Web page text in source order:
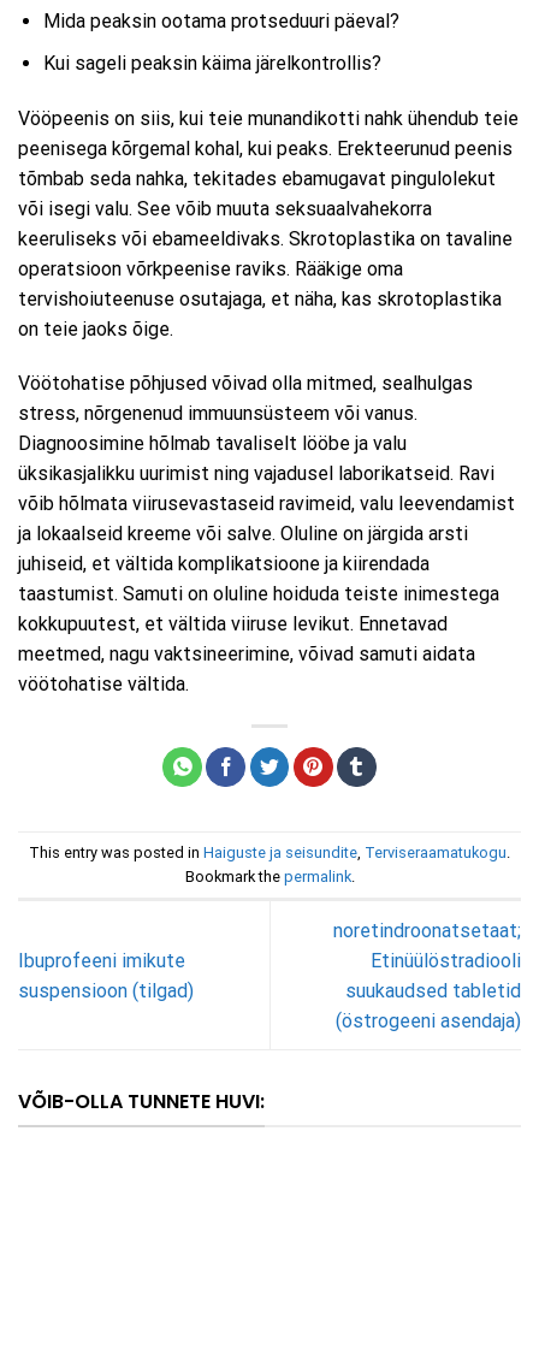
Mida peaksin ootama protseduuri päeval?
Kui sageli peaksin käima järelkontrollis?
Vööpeenis on siis, kui teie munandikotti nahk ühendub teie
peenisega kõrgemal kohal, kui peaks. Erekteerunud peenis
tõmbab seda nahka, tekitades ebamugavat pingulolekut
või isegi valu. See võib muuta seksuaalvahekorra
keeruliseks või ebameeldivaks. Skrotoplastika on tavaline
operatsioon võrkpeenise raviks. Rääkige oma
tervishoiuteenuse osutajaga, et näha, kas skrotoplastika
on teie jaoks õige.
Vöötohatise põhjused võivad olla mitmed, sealhulgas
stress, nõrgenenud immuunsüsteem või vanus.
Diagnoosimine hõlmab tavaliselt lööbe ja valu
üksikasjalikku uurimist ning vajadusel laborikatseid. Ravi
võib hõlmata viirusevastaseid ravimeid, valu leevendamist
ja lokaalseid kreeme või salve. Oluline on järgida arsti
juhiseid, et vältida komplikatsioone ja kiirendada
taastumist. Samuti on oluline hoiduda teiste inimestega
kokkupuutest, et vältida viiruse levikut. Ennetavad
meetmed, nagu vaktsineerimine, võivad samuti aidata
vöötohatise vältida.
This entry was posted in Haiguste ja seisundite Terviseraamatukogu
Bookmark the permalink.
Ibuprofeeni imikute
suspensioon (tilgad)
noretindroonatsetaat;
Etinüülöstradiooli
suukaudsed tabletid
(östrogeeni asendaja)
VÕIB-OLLA TUNNETE HUVI: